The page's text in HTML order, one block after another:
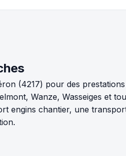
(4217) pour des
Wanze, Wasseiges et
engins chantier, une